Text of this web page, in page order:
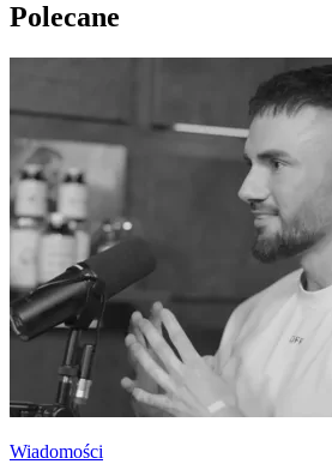
Polecane
Wiadomości